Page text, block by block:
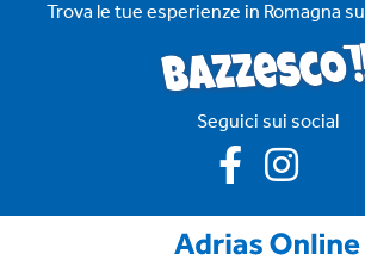
Trova le tue esperienze in Romagna su
Seguici sui social